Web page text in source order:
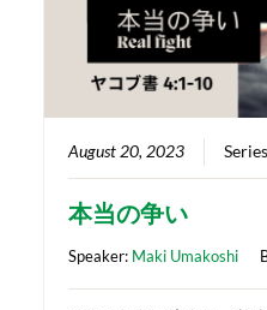
August 20, 2023
本当の争い
Speaker: Maki Umakoshi